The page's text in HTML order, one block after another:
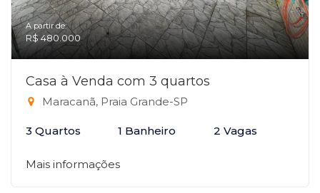
A partir de:
R$ 480.000
Casa à Venda com 3 quartos
Maracanã, Praia Grande-SP
3 Quartos 1 Banheiro 2 Vagas
Mais informações